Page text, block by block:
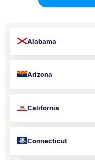
Alabama
Arizona
California
Connecticut